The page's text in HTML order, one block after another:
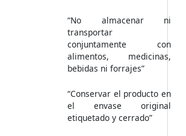
“No almacenar ni
transportar
conjuntamente con
alimentos, medicinas,
bebidas ni forrajes”
“Conservar el producto en
el envase original
etiquetado y cerrado”